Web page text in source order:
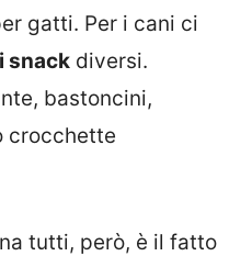
gatti. Per i cani ci
snack diversi.
bastoncini,
crocchette
tutti, però, è il fatto